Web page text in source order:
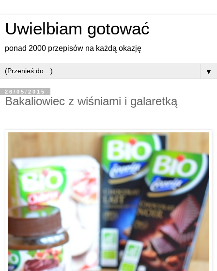
Uwielbiam gotować
ponad 2000 przepisów na każdą okazję
▼
26/05/2015
Bakaliowiec z wiśniami i galaretką